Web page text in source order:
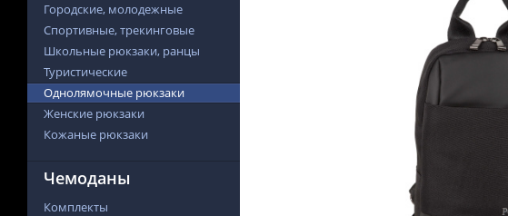
Городские, молодежные
Спортивные, трекинговые
Школьные рюкзаки, ранцы
Туристические
Однолямочные рюкзаки
Женские рюкзаки
Кожаные рюкзаки
Чемоданы
Комплекты